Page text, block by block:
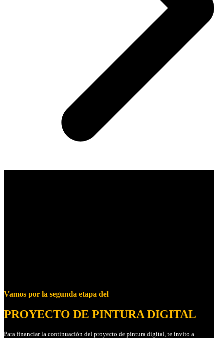
Vamos por la segunda etapa del
PROYECTO DE PINTURA DIGITAL
Para financiar la continuación del proyecto de pintura digital, te invito a